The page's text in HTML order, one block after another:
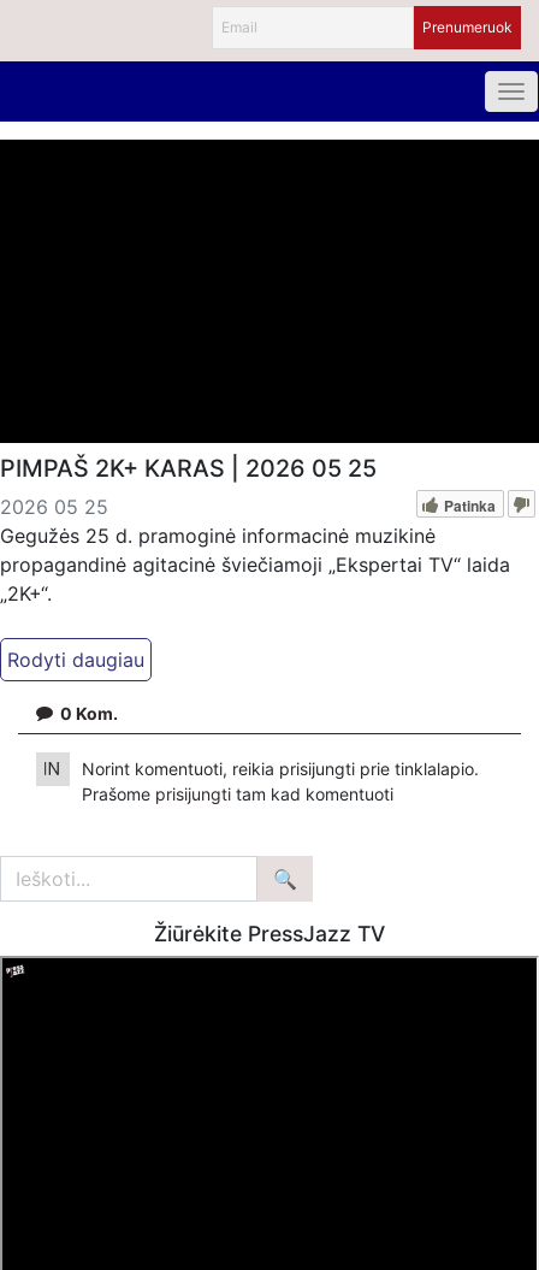
PIMPAŠ 2K+ KARAS | 2026 05 25
2026 05 25 Patinka
Gegužės 25 d. pramoginė informacinė muzikinė
propagandinė agitacinė šviečiamoji „Ekspertai TV“ laida
„2K+“.
Kiti mūsų kanalai:
Ekspertai.eu Telegram'e – https://t.me/ekspertaiTelegram
https://www.ekspertai.eu
Mūsų veikla galima tik dėka skaitytojų ir žiūrovų, mus
VšĮ „Ekspertai.eu“ per PayPal paspaudę šią nuorodą –
https://www.paypal.com/paypalme/Ekspertaieu?
0 Kom.
Norint komentuoti, reikia prisijungti prie tinklalapio.
Prašome prisijungti tam kad komentuoti
Žiūrėkite PressJazz TV